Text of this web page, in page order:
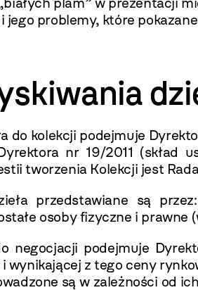
jego problemy, które
do kolekcji podejmuje
nr 19/2011 (skład
tworzenia Kolekcji jest
przedstawiane są
osoby fizyczne i
negocjacji podejmuje
z tego ceny
są w zależności od